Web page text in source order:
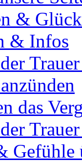
&
& Infos
das
Gefühle